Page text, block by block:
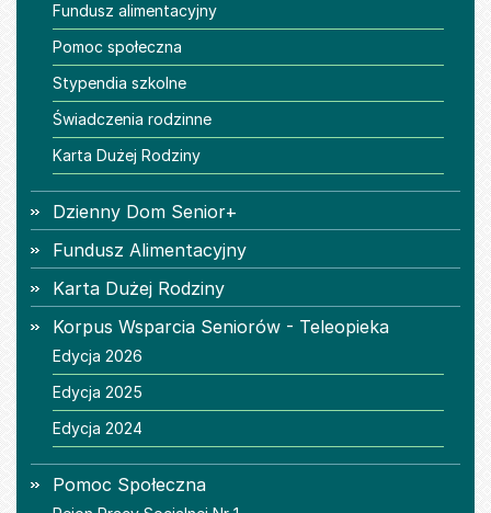
Fundusz alimentacyjny
Pomoc społeczna
Stypendia szkolne
Świadczenia rodzinne
Karta Dużej Rodziny
Dzienny Dom Senior+
Fundusz Alimentacyjny
Karta Dużej Rodziny
Korpus Wsparcia Seniorów - Teleopieka
Edycja 2026
Edycja 2025
Edycja 2024
Pomoc Społeczna